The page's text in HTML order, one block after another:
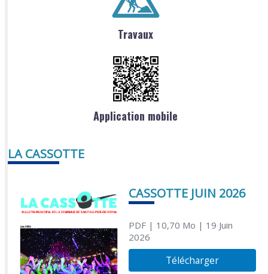
Travaux
Application mobile
LA CASSOTTE
CASSOTTE JUIN 2026
PDF| 10,70 Mo | 19 Juin
2026
Télécharger